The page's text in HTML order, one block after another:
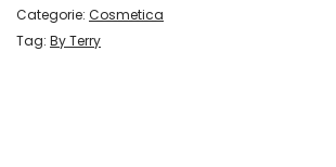
Categorie: Cosmetica
Tag: By Terry